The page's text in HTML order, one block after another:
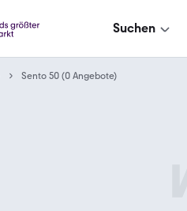
Suchen
Sento 50 (0 Angebote)